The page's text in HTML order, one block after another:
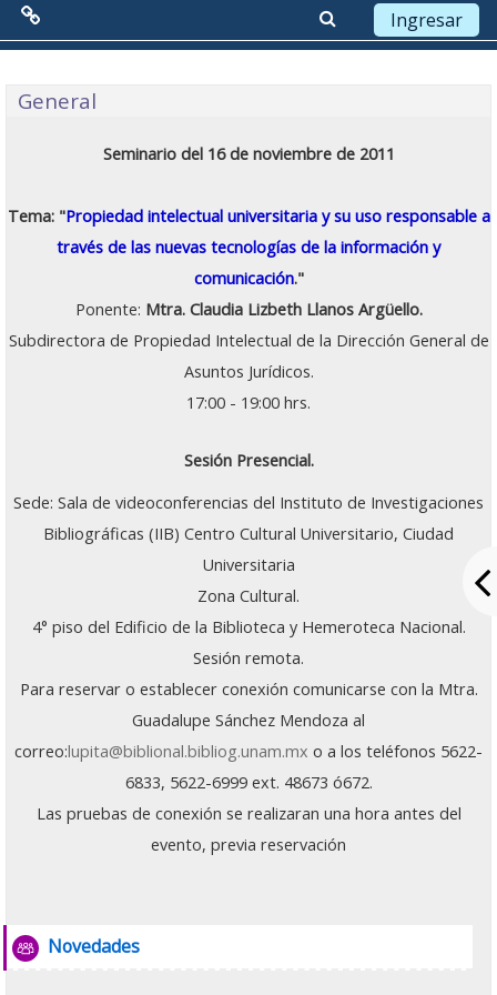
Menú Principal
Red de Colaboración
Objetivos
Visión
Líneas Estratégicas
Grupo Promotor
Eventos
Seminarios 2026
Junio: 23
Abril: 21
Febrero: 17
Ingresar
Diagrama semanal
General
Seminario del 16 de noviembre de 2011
Tema: "Propiedad intelectual universitaria y su uso responsable a
través de las nuevas tecnologías de la información y
comunicación."
Ponente: Mtra. Claudia Lizbeth Llanos Argüello.
Subdirectora de Propiedad Intelectual de la Dirección General de
Asuntos Jurídicos.
17:00 - 19:00 hrs.
Sesión Presencial.
Sede: Sala de videoconferencias del Instituto de Investigaciones
Bibliográficas (IIB) Centro Cultural Universitario, Ciudad
Universitaria
Zona Cultural.
4° piso del Edificio de la Biblioteca y Hemeroteca Nacional.
Sesión remota.
Para reservar o establecer conexión comunicarse con la Mtra.
Guadalupe Sánchez Mendoza al
correo:lupita@biblional.bibliog.unam.mx o a los teléfonos 5622-
6833, 5622-6999 ext. 48673 ó672.
Las pruebas de conexión se realizaran una hora antes del
evento, previa reservación
Novedades
Foro